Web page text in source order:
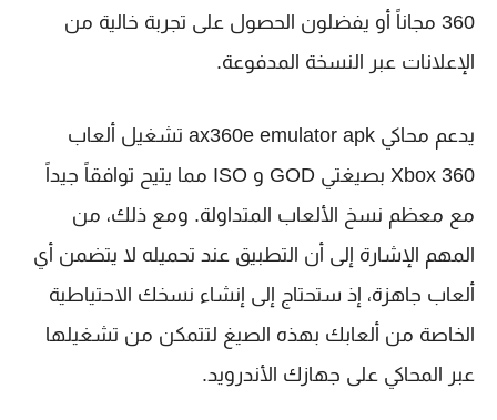
360 مجاناً أو يفضلون الحصول على تجربة خالية من
الإعلانات عبر النسخة المدفوعة.
يدعم محاكي ax360e emulator apk تشغيل ألعاب
Xbox 360 بصيغتي GOD و ISO مما يتيح توافقاً جيداً
مع معظم نسخ الألعاب المتداولة. ومع ذلك، من
المهم الإشارة إلى أن التطبيق عند تحميله لا يتضمن أي
ألعاب جاهزة، إذ ستحتاج إلى إنشاء نسخك الاحتياطية
الخاصة من ألعابك بهذه الصيغ لتتمكن من تشغيلها
عبر المحاكي على جهازك الأندرويد.